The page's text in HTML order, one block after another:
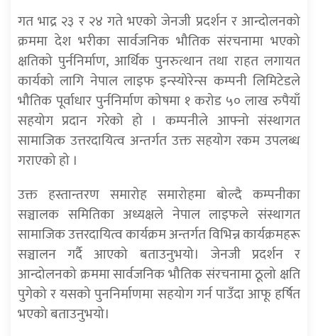
गत भाद्र २३ र २४ गते भएको जेनजी प्रदर्शन र आन्दोलनको
क्रममा देश भरीका सार्वजनिक भौतिक संरचनामा भएको
क्षतिको पुर्ननिर्माण, आर्थिक पुनरुत्थान तथा राहत लगायत
कार्यको लागि नेपाल लाइफ इन्स्योरेन्स कम्पनी लिमिटेडले
भौतिक पूर्वाधार पुर्ननिर्माण कोषमा १ करोड ५० लाख रुपैयाँ
सहयोग प्रदान गरेको हो । कम्पनीले आफ्नो संस्थागत
सामाजिक उत्तरदायित्व अन्तर्गत उक्त सहयोग रकम उपलब्ध
गराएको हो ।
उक्त हस्तान्तरण समारोह समारोहमा बोल्दै कम्पनीका
सञ्चालक समितिका अध्यक्षले नेपाल लाइफले संस्थागत
सामाजिक उत्तरदायित्व कार्यक्रम अन्तर्गत विभिन्न कार्यक्रमहरू
सञ्चालन गर्दै आएको बताउनुभयो। जेनजी प्रदर्शन र
आन्दोलनको क्रममा सार्वजनिक भौतिक संरचनामा ठूलो क्षति
पुगेको र यसको पुननिर्माणमा सहयोग गर्न पाउँदा आफू हर्षित
भएको बताउनुभयो।